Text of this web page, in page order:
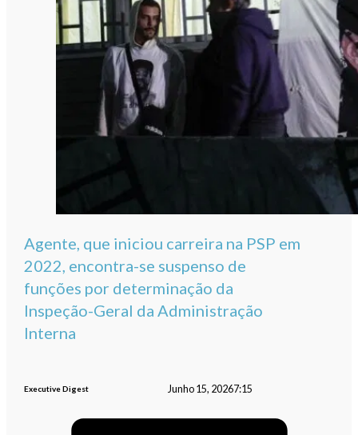
Agente, que iniciou carreira na PSP em
2022, encontra-se suspenso de
funções por determinação da
Inspeção-Geral da Administração
Interna
Executive Digest Junho 15, 20267:15